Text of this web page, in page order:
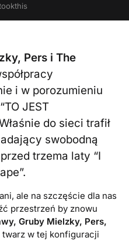
Pers i The
i w porozumieniu
JEST
do sieci trafił
swobodną
trzema laty “I
ale na szczęście dla nas
przestrzeń by znowu
Gruby Mielzky, Pers,
twarz w tej konfiguracji